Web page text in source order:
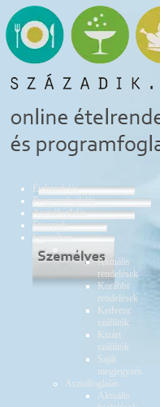
Ételrendelés
Programfoglalás
Asztalfoglalás
Éttermek
Személyes
Ételrendelés
Aktuális
rendelések
Korábbi
rendelések
Kedvenc
szállítók
Kizárt
szállítók
Saját
megjegyzés
Asztalfoglalás
Aktuális